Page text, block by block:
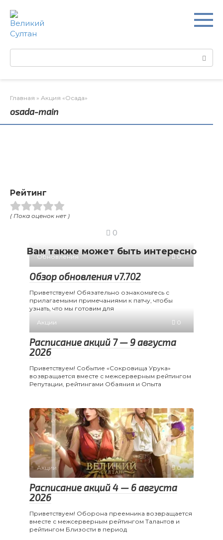
контенту
Поиск:
Главная » Акция «Осада»
osada-main
Рейтинг
( Пока оценок нет )
0
Вам также может быть интересно
Обновления 0
Обзор обновления v7.702
Приветствуем! Обязательно ознакомьтесь с
прилагаемыми примечаниями к патчу, чтобы
узнать, что мы готовим для
Акции
0
Расписание акций 7 — 9 августа
2026
Приветствуем! Событие «Сокровища Урука»
возвращается вместе с межсерверным рейтингом
Репутации, рейтингами Обаяния и Опыта
Акции 0
Расписание акций 4 — 6 августа
2026
Приветствуем! Оборона преемника возвращается
вместе с межсерверным рейтингом Талантов и
рейтингом Близости в период